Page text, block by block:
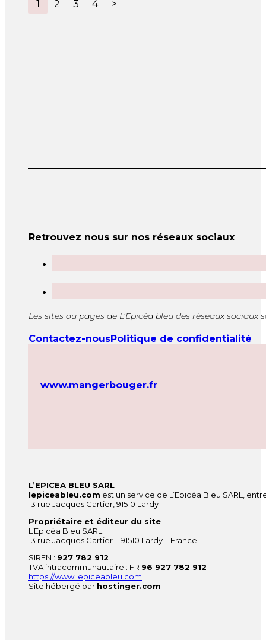
1 2 3 4 >
Retrouvez nous sur nos réseaux sociaux
Les sites ou pages de L’Epicéa bleu des réseaux sociaux
Contactez-nousPolitique de confidentialité
www.mangerbouger.fr
L’EPICEA BLEU SARL
lepiceableu.com est un service de L’Epicéa Bleu SARL,
13 rue Jacques Cartier, 91510 Lardy
Propriétaire et éditeur du site
L’Epicéa Bleu SARL
13 rue Jacques Cartier – 91510 Lardy – France
SIREN : 927 782 912
TVA intracommunautaire : FR 96 927 782 912
https://www.lepiceableu.com
Site hébergé par hostinger.com